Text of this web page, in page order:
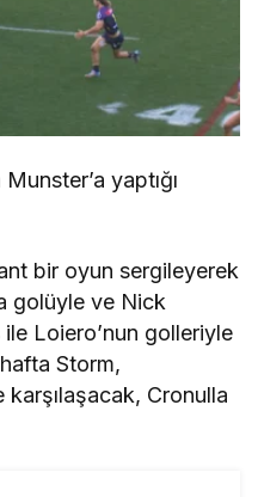
yaptığı
bir oyun sergileyerek
golüyle ve Nick
Loiero’nun golleriyle
Storm,
Cronulla